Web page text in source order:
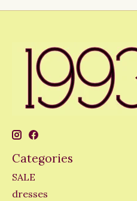
Categories
SALE
dresses